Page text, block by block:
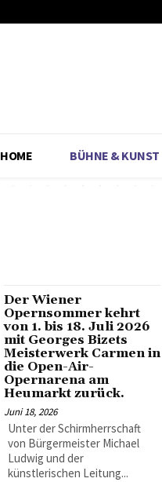
HOME BÜHNE & KUNST
Der Wiener
Opernsommer kehrt
von 1. bis 18. Juli 2026
mit Georges Bizets
Meisterwerk Carmen in
die Open-Air-
Opernarena am
Heumarkt zurück.
Juni 18, 2026
Unter der Schirmherrschaft
von Bürgermeister Michael
Ludwig und der
künstlerischen Leitung...